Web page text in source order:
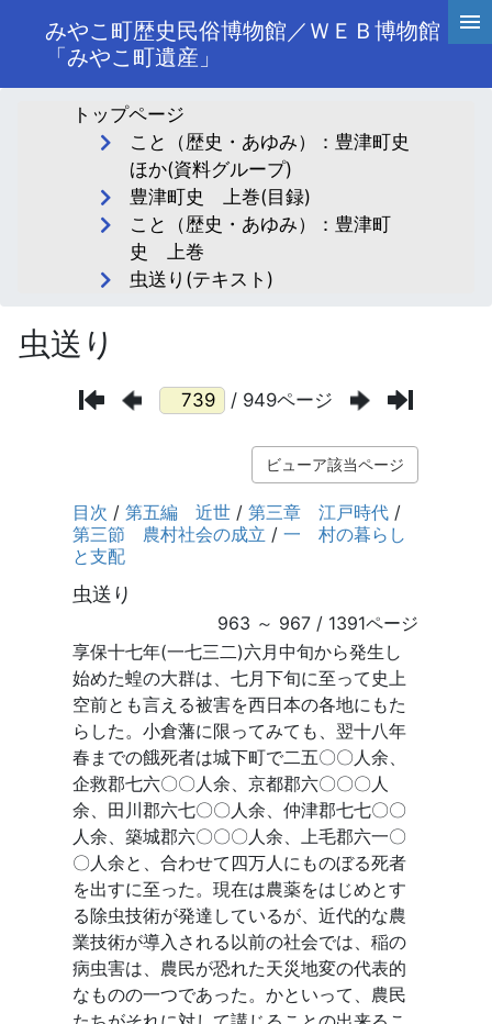
みやこ町歴史民俗博物館／ＷＥＢ博物館
「みやこ町遺産」
トップページ
こと（歴史・あゆみ）：豊津町史
ほか(資料グループ)
豊津町史 上巻(目録)
こと（歴史・あゆみ）：豊津町
史 上巻
虫送り(テキスト)
虫送り
/ 949ページ